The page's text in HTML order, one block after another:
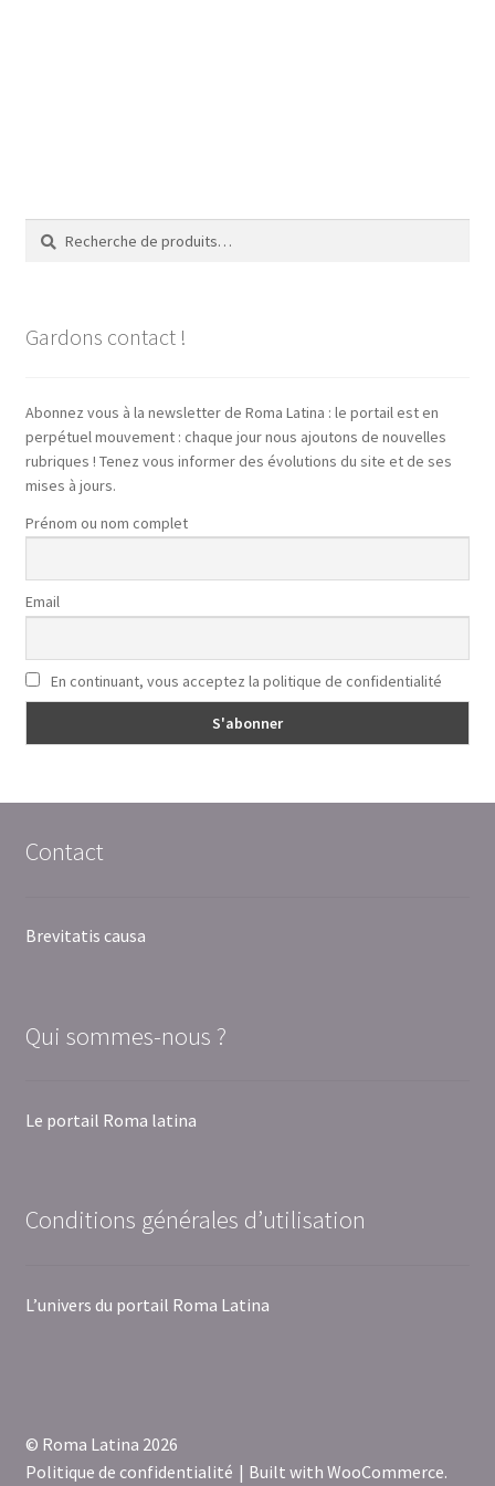
Recherche
pour :
Recherche
Gardons contact !
Abonnez vous à la newsletter de Roma Latina : le portail est en
perpétuel mouvement : chaque jour nous ajoutons de nouvelles
rubriques ! Tenez vous informer des évolutions du site et de ses
mises à jours.
Prénom ou nom complet
Email
En continuant, vous acceptez la politique de confidentialité
Contact
Brevitatis causa
Qui sommes-nous ?
Le portail Roma latina
Conditions générales d’utilisation
L’univers du portail Roma Latina
© Roma Latina 2026
Politique de confidentialité
Built with WooCommerce.